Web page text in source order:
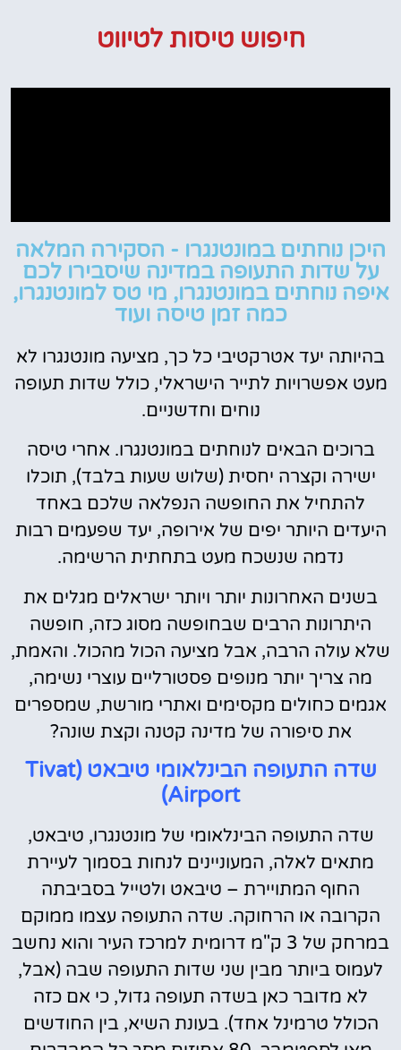
חיפוש טיסות לטיווט
היכן נוחתים במונטנגרו - הסקירה המלאה
על שדות התעופה במדינה שיסבירו לכם
איפה נוחתים במונטנגרו, מי טס למונטנגרו,
כמה זמן טיסה ועוד
בהיותה יעד אטרקטיבי כל כך, מציעה מונטנגרו לא
מעט אפשרויות לתייר הישראלי, כולל שדות תעופה
נוחים וחדשניים.
ברוכים הבאים לנוחתים במונטנגרו. אחרי טיסה
ישירה וקצרה יחסית (שלוש שעות בלבד), תוכלו
להתחיל את החופשה הנפלאה שלכם באחד
היעדים היותר יפים של אירופה, יעד שפעמים רבות
נדמה שנשכח מעט בתחתית הרשימה.
בשנים האחרונות יותר ויותר ישראלים מגלים את
היתרונות הרבים שבחופשה מסוג כזה, חופשה
שלא עולה הרבה, אבל מציעה הכול מהכול. והאמת,
מה צריך יותר מנופים פסטורליים עוצרי נשימה,
אגמים כחולים מקסימים ואתרי מורשת, שמספרים
את סיפורה של מדינה קטנה וקצת שונה?
שדה התעופה הבינלאומי טיבאט (Tivat
Airport
)
שדה התעופה הבינלאומי של מונטנגרו, טיבאט,
מתאים לאלה, המעוניינים לנחות בסמוך לעיירת
החוף המתויירת – טיבאט ולטייל בסביבתה
הקרובה או הרחוקה. שדה התעופה עצמו ממוקם
במרחק של 3 ק"מ דרומית למרכז העיר והוא נחשב
לעמוס ביותר מבין שני שדות התעופה שבה (אבל,
לא מדובר כאן בשדה תעופה גדול, כי אם כזה
הכולל טרמינל אחד). בעונת השיא, בין החודשים